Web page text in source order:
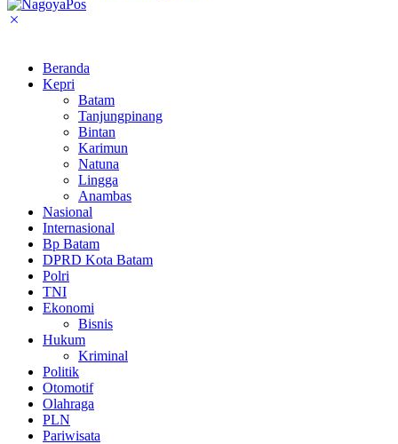
Beranda
Kepri
Batam
Tanjungpinang
Bintan
Karimun
Natuna
Lingga
Anambas
Nasional
Internasional
Bp Batam
DPRD Kota Batam
Polri
TNI
Ekonomi
Bisnis
Hukum
Kriminal
Politik
Otomotif
Olahraga
PLN
Pariwisata